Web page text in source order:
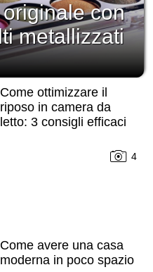
con
metallizzati
Come ottimizzare il
riposo in camera da
letto: 3 consigli efficaci
4
Come avere una casa
moderna in poco spazio